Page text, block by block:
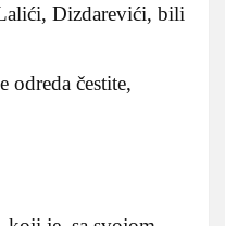
Dizdarevići, bili
čestite,